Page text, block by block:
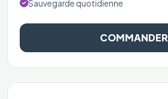
Sauvegarde quotidienne
COMMANDER